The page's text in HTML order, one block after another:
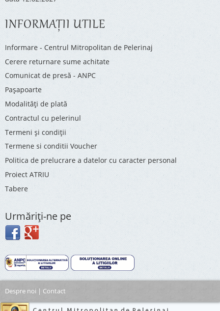
INFORMAŢII UTILE
Informare - Centrul Mitropolitan de Pelerinaj
Cerere returnare sume achitate
Comunicat de presă - ANPC
Pașapoarte
Modalități de plată
Contractul cu pelerinul
Termeni și condiții
Termene si conditii Voucher
Politica de prelucrare a datelor cu caracter personal
Proiect ATRIU
Tabere
Urmăriţi-ne pe
Despre noi | Contact